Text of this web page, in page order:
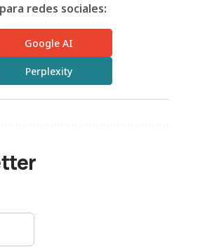
redes sociales:
Google AI
Perplexity